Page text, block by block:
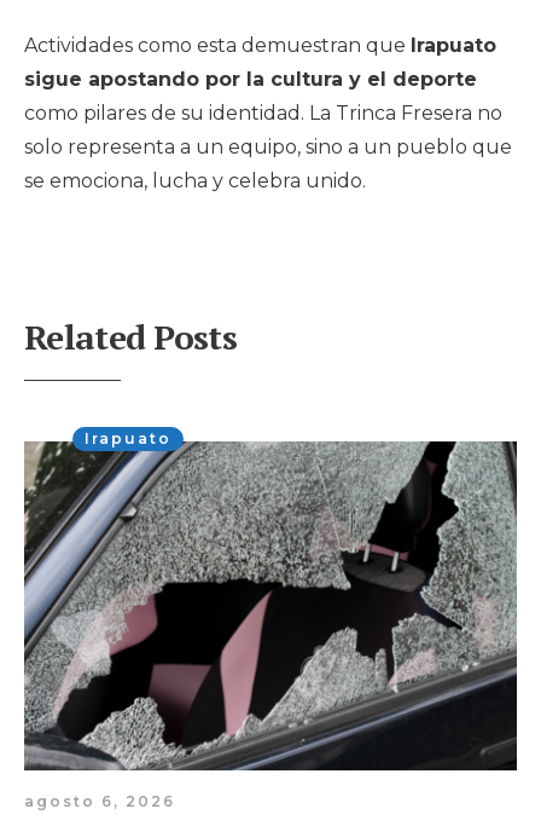
Actividades como esta demuestran que Irapuato
sigue apostando por la cultura y el deporte
como pilares de su identidad. La Trinca Fresera no
solo representa a un equipo, sino a un pueblo que
se emociona, lucha y celebra unido.
Related Posts
Irapuato
agosto 6, 2026